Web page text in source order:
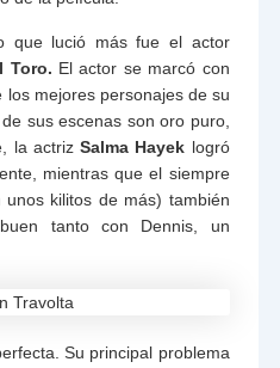
que lució más fue el actor
Toro. El actor se marcó con
mejores personajes de su
sus escenas son oro puro,
la actrizSalma Hayek logró
mientras que el siempre
unos kilitos de más) también
tanto con Dennis, un
Su principal problema